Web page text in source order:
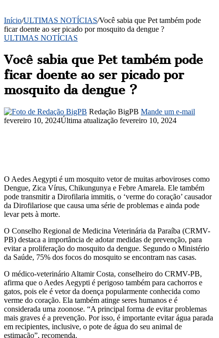
Início/ULTIMAS NOTÍCIAS/Você sabia que Pet também pode
ficar doente ao ser picado por mosquito da dengue ?
ULTIMAS NOTÍCIAS
Você sabia que Pet também pode
ficar doente ao ser picado por
mosquito da dengue ?
Redação BigPB Mande um e-mail
fevereiro 10, 2024Última atualização fevereiro 10, 2024
O Aedes Aegypti é um mosquito vetor de muitas arboviroses como
Dengue, Zica Vírus, Chikungunya e Febre Amarela. Ele também
pode transmitir a Dirofilaria immitis, o ‘verme do coração’ causador
da Dirofilariose que causa uma série de problemas e ainda pode
levar pets à morte.
O Conselho Regional de Medicina Veterinária da Paraíba (CRMV-
PB) destaca a importância de adotar medidas de prevenção, para
evitar a proliferação do mosquito da dengue. Segundo o Ministério
da Saúde, 75% dos focos do mosquito se encontram nas casas.
O médico-veterinário Altamir Costa, conselheiro do CRMV-PB,
afirma que o Aedes Aegypti é perigoso também para cachorros e
gatos, pois ele é vetor da doença popularmente conhecida como
verme do coração. Ela também atinge seres humanos e é
considerada uma zoonose. “A principal forma de evitar problemas
mais graves é a prevenção. Por isso, é importante evitar água parada
em recipientes, inclusive, o pote de água do seu animal de
estimação”, recomenda.